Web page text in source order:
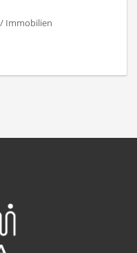
Immobilien